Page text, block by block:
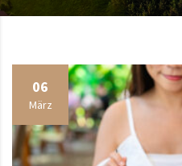
06
März